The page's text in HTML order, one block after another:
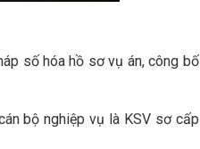
số hóa hồ sơ vụ án, công bố
bộ nghiệp vụ là KSV sơ cấp